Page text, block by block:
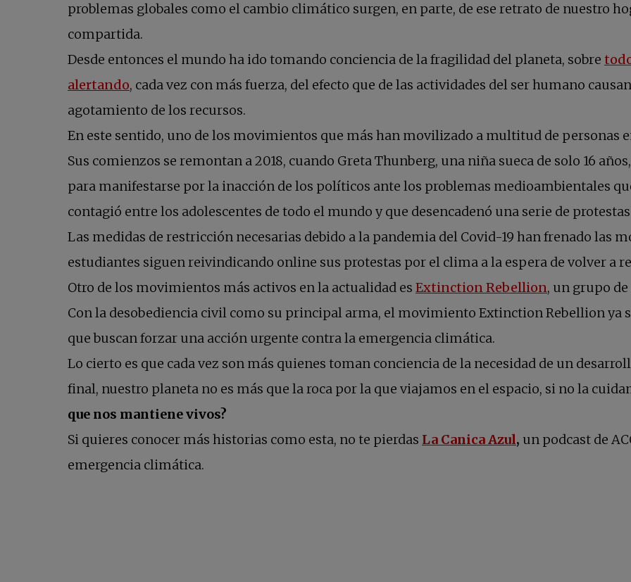
problemas globales como el cambio climático surgen, en parte, de ese retrato de nuestro
compartida.
Desde entonces el mundo ha ido tomando conciencia de la fragilidad del planeta, sobre
alertando, cada vez con más fuerza, del efecto que de las actividades del ser humano
agotamiento de los recursos.
En este sentido, uno de los movimientos que más han movilizado a multitud de personas
Sus comienzos se remontan a 2018, cuando Greta Thunberg, una niña sueca de solo 16
para manifestarse por la inacción de los políticos ante los problemas medioambientales
contagió entre los adolescentes de todo el mundo y que desencadenó una serie de
Las medidas de restricción necesarias debido a la pandemia del Covid-19 han frenado las
estudiantes siguen reivindicando online sus protestas por el clima a la espera de volver a
Otro de los movimientos más activos en la actualidad es Extinction Rebellion, un grupo
Con la desobediencia civil como su principal arma, el movimiento Extinction Rebellion ya
que buscan forzar una acción urgente contra la emergencia climática.
Lo cierto es que cada vez son más quienes toman conciencia de la necesidad de un
final, nuestro planeta no es más que la roca por la que viajamos en el espacio, si no la
que nos mantiene vivos?
Si quieres conocer más historias como esta, no te pierdas La Canica Azul se abre en una
, un podcast de
emergencia climática.